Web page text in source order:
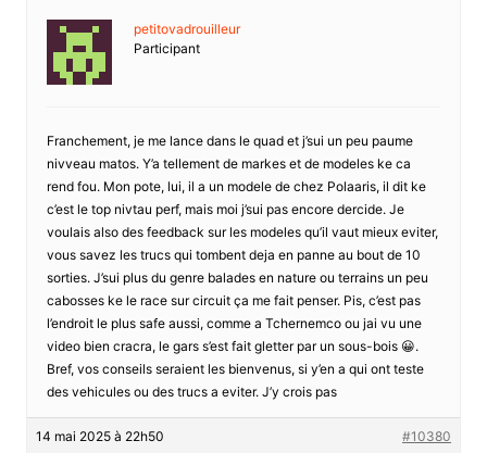
petitovadrouilleur
Participant
Franchement, je me lance dans le quad et j’sui un peu paume
nivveau matos. Y’a tellement de markes et de modeles ke ca
rend fou. Mon pote, lui, il a un modele de chez Polaaris, il dit ke
c’est le top nivtau perf, mais moi j’sui pas encore dercide. Je
voulais also des feedback sur les modeles qu’il vaut mieux eviter,
vous savez les trucs qui tombent deja en panne au bout de 10
sorties. J’sui plus du genre balades en nature ou terrains un peu
cabosses ke le race sur circuit ça me fait penser. Pis, c’est pas
l’endroit le plus safe aussi, comme a Tchernemco ou jai vu une
video bien cracra, le gars s’est fait gletter par un sous-bois 😀.
Bref, vos conseils seraient les bienvenus, si y’en a qui ont teste
des vehicules ou des trucs a eviter. J’y crois pas
14 mai 2025 à 22h50 #10380